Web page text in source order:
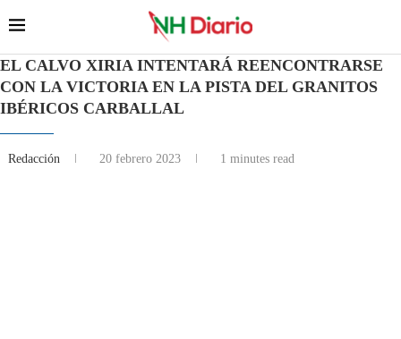
EL CALVO XIRIA INTENTARÁ REENCONTRARSE
CON LA VICTORIA EN LA PISTA DEL GRANITOS
IBÉRICOS CARBALLAL
Redacción 20 febrero 2023 1 minutes read